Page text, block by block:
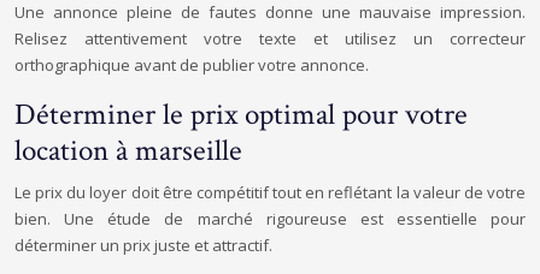
Une annonce pleine de fautes donne une mauvaise impression.
Relisez attentivement votre texte et utilisez un correcteur
orthographique avant de publier votre annonce.
Déterminer le prix optimal pour votre
location à marseille
Le prix du loyer doit être compétitif tout en reflétant la valeur de votre
bien. Une étude de marché rigoureuse est essentielle pour
déterminer un prix juste et attractif.